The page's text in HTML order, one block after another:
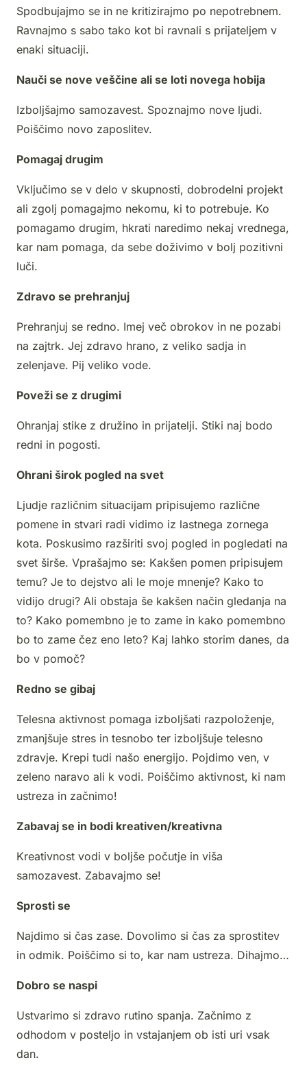
Spodbujajmo se in ne kritizirajmo po nepotrebnem.
Ravnajmo s sabo tako kot bi ravnali s prijateljem v
enaki situaciji.
Nauči se nove veščine ali se loti novega hobija
Izboljšajmo samozavest. Spoznajmo nove ljudi.
Poiščimo novo zaposlitev.
Pomagaj drugim
Vključimo se v delo v skupnosti, dobrodelni projekt
ali zgolj pomagajmo nekomu, ki to potrebuje. Ko
pomagamo drugim, hkrati naredimo nekaj vrednega,
kar nam pomaga, da sebe doživimo v bolj pozitivni
luči.
Zdravo se prehranjuj
Prehranjuj se redno. Imej več obrokov in ne pozabi
na zajtrk. Jej zdravo hrano, z veliko sadja in
zelenjave. Pij veliko vode.
Poveži se z drugimi
Ohranjaj stike z družino in prijatelji. Stiki naj bodo
redni in pogosti.
Ohrani širok pogled na svet
Ljudje različnim situacijam pripisujemo različne
pomene in stvari radi vidimo iz lastnega zornega
kota. Poskusimo razširiti svoj pogled in pogledati na
svet širše. Vprašajmo se: Kakšen pomen pripisujem
temu? Je to dejstvo ali le moje mnenje? Kako to
vidijo drugi? Ali obstaja še kakšen način gledanja na
to? Kako pomembno je to zame in kako pomembno
bo to zame čez eno leto? Kaj lahko storim danes, da
bo v pomoč?
Redno se gibaj
Telesna aktivnost pomaga izboljšati razpoloženje,
zmanjšuje stres in tesnobo ter izboljšuje telesno
zdravje. Krepi tudi našo energijo. Pojdimo ven, v
zeleno naravo ali k vodi. Poiščimo aktivnost, ki nam
ustreza in začnimo!
Zabavaj se in bodi kreativen/kreativna
Kreativnost vodi v boljše počutje in viša
samozavest. Zabavajmo se!
Sprosti se
Najdimo si čas zase. Dovolimo si čas za sprostitev
in odmik. Poiščimo si to, kar nam ustreza. Dihajmo…
Dobro se naspi
Ustvarimo si zdravo rutino spanja. Začnimo z
odhodom v posteljo in vstajanjem ob isti uri vsak
dan.